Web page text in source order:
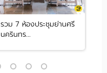
รวม 7 ห้องประชุมย่านศรี
นครินทร...